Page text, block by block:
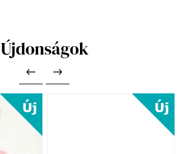
Újdonságok